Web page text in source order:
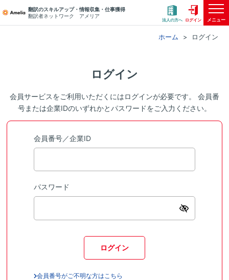
翻訳のスキルアップ・情報収集・仕事獲得
翻訳者ネットワーク アメリア
法人の方へ ログイン メニュー
ホーム ログイン
ログイン
会員サービスをご利用いただくにはログインが必要です。 会員番
号または企業IDのいずれかとパスワードをご入力ください。
会員番号／企業ID
パスワード
ログイン
会員番号がご不明な方はこちら